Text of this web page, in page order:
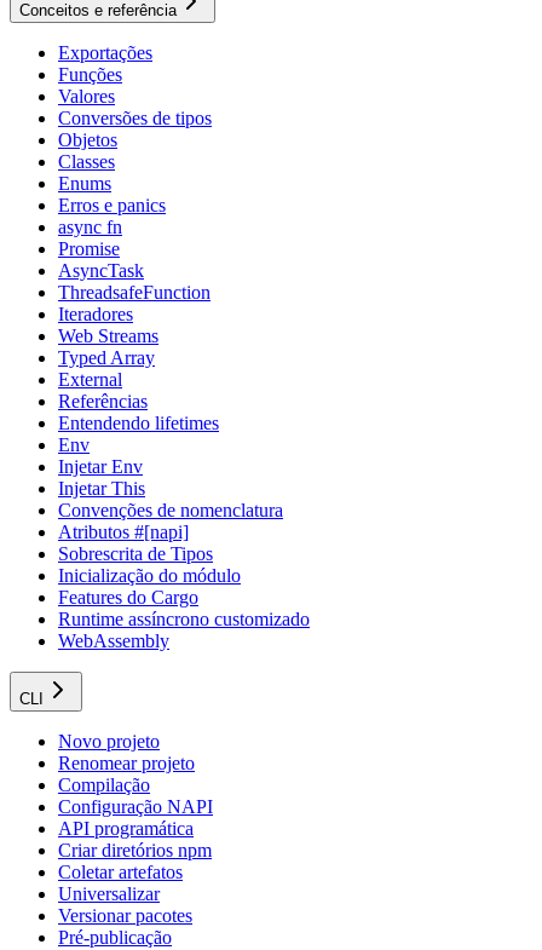
Conceitos e referência
Exportações
Funções
Valores
Conversões de tipos
Objetos
Classes
Enums
Erros e panics
async fn
Promise
AsyncTask
ThreadsafeFunction
Iteradores
Web Streams
Typed Array
External
Referências
Entendendo lifetimes
Env
Injetar Env
Injetar This
Convenções de nomenclatura
Atributos #[napi]
Sobrescrita de Tipos
Inicialização do módulo
Features do Cargo
Runtime assíncrono customizado
WebAssembly
CLI
Novo projeto
Renomear projeto
Compilação
Configuração NAPI
API programática
Criar diretórios npm
Coletar artefatos
Universalizar
Versionar pacotes
Pré-publicação